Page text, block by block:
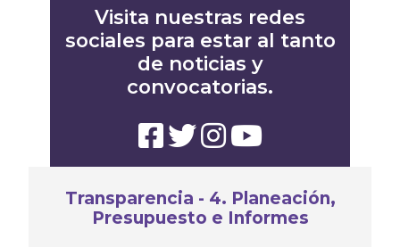
Transparencia - 4. Planeación,
Presupuesto e Informes
Visita nuestras redes
sociales para estar al tanto
de noticias y
convocatorias.